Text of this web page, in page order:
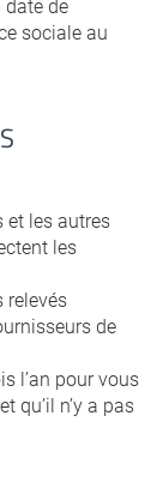
date de
sociale au
et les autres
les
relevés
de
l’an pour vous
qu’il n’y a pas